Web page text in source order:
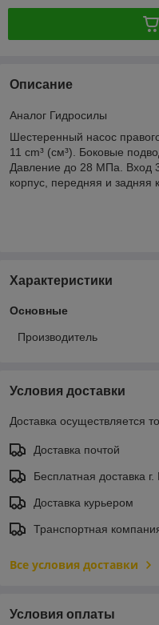
Описание
Аналог Гидросилы
Шестеренный насос
11 cm³ (см³). Боковые
Давление до 28 МПа. Вход
корпус, передняя и задняя
Характеристики
Основные
Производитель
Условия доставки
Доставка осуществляется
Доставка почтой
Бесплатная доставка
Доставка курьером
Транспортная
Все условия доставки
Условия оплаты